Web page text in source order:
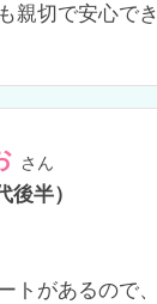
親切で安心でき
さん
後半）
トがあるので